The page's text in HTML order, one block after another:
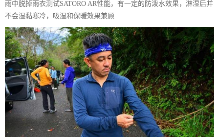
雨中脱掉雨衣测试SATORO AR性能，有一定的防泼水效果，淋湿后并
不会湿黏寒冷，吸湿和保暖效果兼顾